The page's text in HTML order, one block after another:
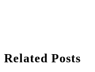
Related Posts